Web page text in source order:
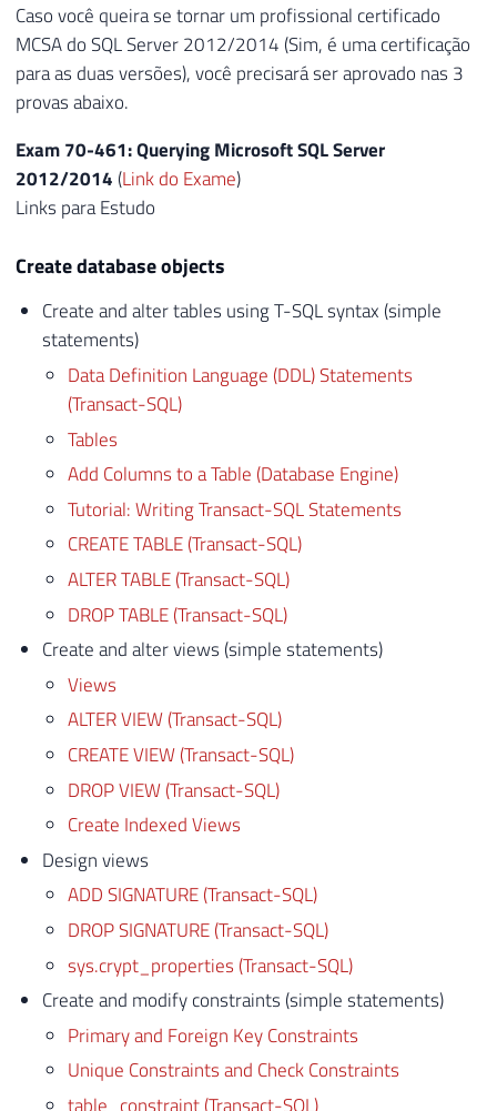
Caso você queira se tornar um profissional certificado
MCSA do SQL Server 2012/2014 (Sim, é uma certificação
para as duas versões), você precisará ser aprovado nas 3
provas abaixo.
Exam 70-461: Querying Microsoft SQL Server
2012/2014 (Link do Exame)
Links para Estudo
Create database objects
Create and alter tables using T-SQL syntax (simple
statements)
Data Definition Language (DDL) Statements
(Transact-SQL)
Tables
Add Columns to a Table (Database Engine)
Tutorial: Writing Transact-SQL Statements
CREATE TABLE (Transact-SQL)
ALTER TABLE (Transact-SQL)
DROP TABLE (Transact-SQL)
Create and alter views (simple statements)
Views
ALTER VIEW (Transact-SQL)
CREATE VIEW (Transact-SQL)
DROP VIEW (Transact-SQL)
Create Indexed Views
Design views
ADD SIGNATURE (Transact-SQL)
DROP SIGNATURE (Transact-SQL)
sys.crypt_properties (Transact-SQL)
Create and modify constraints (simple statements)
Primary and Foreign Key Constraints
Unique Constraints and Check Constraints